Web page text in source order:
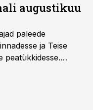
augustikuu
paleede
ja Teise
peatükkidesse.